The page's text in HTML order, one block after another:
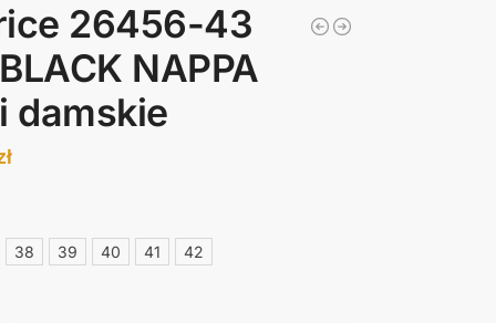
26456-43
NAPPA
damskie
38 39 40 41 42